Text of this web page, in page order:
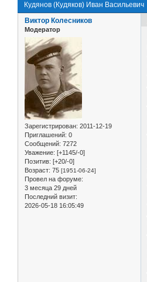
Кудянов (Кудяков) Иван Васильевич
Виктор Колесников
Модератор
Зарегистрирован: 2011-12-19
Приглашений: 0
Сообщений: 7272
Уважение: [+1145/-0]
Позитив: [+20/-0]
Возраст: 75 [1951-06-24]
Провел на форуме:
3 месяца 29 дней
Последний визит:
2026-05-18 16:05:49